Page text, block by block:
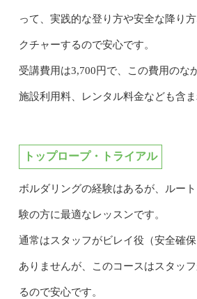
って、実践的な登り方や安全な降り
クチャーするので安心です。
受講費用は3,700円で、この費用のな
施設利用料、レンタル料金なども含ま
トップロープ・トライアル
ボルダリングの経験はあるが、ルー
験の方に最適なレッスンです。
通常はスタッフがビレイ役（安全確
ありませんが、このコースはスタッ
るので安心です。